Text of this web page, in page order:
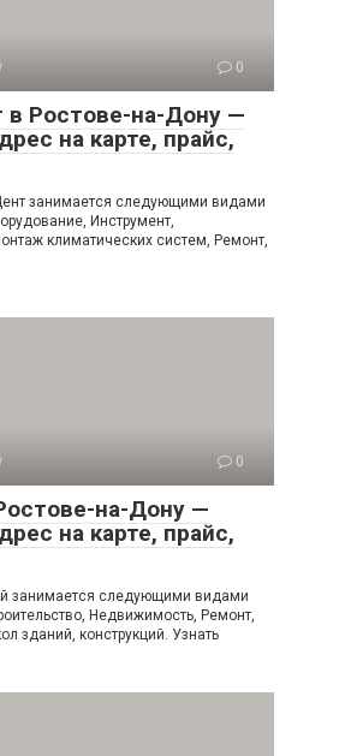
0
в Ростове-на-Дону —
на карте, прайс,
занимается следующими видами
Инструмент,
климатических систем, Ремонт,
0
на-Дону —
на карте, прайс,
занимается следующими видами
Недвижимость, Ремонт,
зданий, конструкций. Узнать